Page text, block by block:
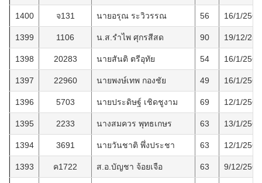
1400 จ131 นายอรุณ ระวิวรรณ 56 16/1/2569
1399 1106 น.ส.รำไพ ศุกรสีสด 90 19/12/
1398 20283 นายสันติ ตรีอุทัย 54 16/1/2569
1397 22960 นายพงษ์เทพ กองชัย 49 16/1/2569
1396 5703 นายประดิษฐ์ เชิดชูงาม 69 12/1/2569
1395 2233 นางสมควร พุทธเกษร 63 13/1/2569
1394 3691 นายวันชาติ พึ่งประชา 63 12/1/2569
1393 ค1722 ส.อ.บัญชา จ้อยเจือ 63 9/12/2568